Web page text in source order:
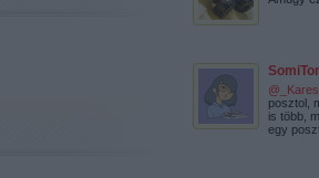
posztol,
is több,
egy